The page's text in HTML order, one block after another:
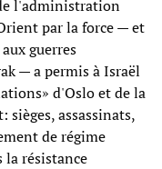
l'administration
par la force — et
guerres
— a permis à Israël
d'Oslo et de la
assassinats,
de régime
la résistance